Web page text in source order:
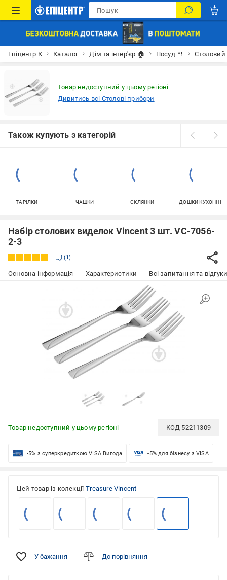
Епіцентр К Каталог Дім та інтер'єр 🏠 Посуд 🍴
Товар недоступний у цьому регіоні
Дивитись всі Столові прибори
Також купують з категорій
ТАРІЛКИ ЧАШКИ СКЛЯНКИ ДОШКИ КУХОННІ
Набір столових виделок Vincent 3 шт. VC-7056-
2-3
1
Основна інформація Характеристики Всі запитання та
Товар недоступний у цьому регіоні КОД 52211309
-5% з суперкредиткою VISA Вигода -5% для бізнесу з VISA
Цей товар із колекції Treasure Vincent
У бажання До порівняння